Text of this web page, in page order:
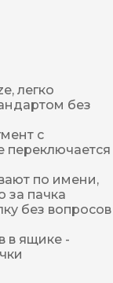
легко
без
с
переключается
по имени,
за пачка
без вопросов
в ящике -